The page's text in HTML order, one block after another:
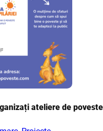
ateliere de